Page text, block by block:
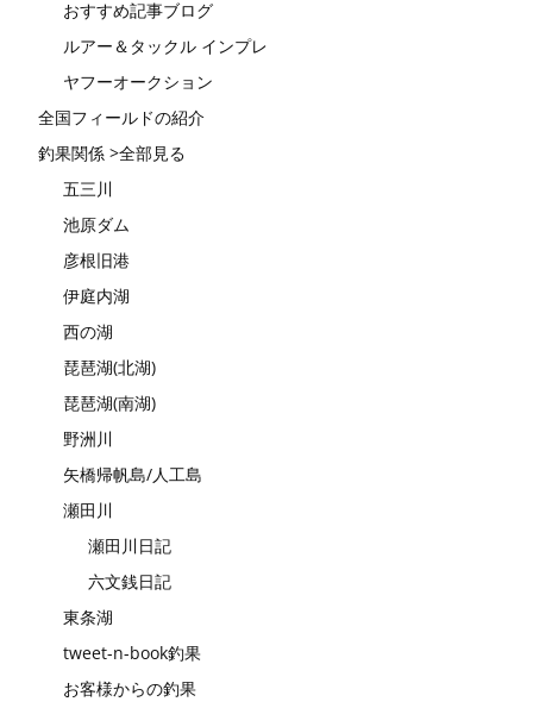
おすすめ記事ブログ
ルアー＆タックル インプレ
ヤフーオークション
全国フィールドの紹介
釣果関係 >全部見る
五三川
池原ダム
彦根旧港
伊庭内湖
西の湖
琵琶湖(北湖)
琵琶湖(南湖)
野洲川
矢橋帰帆島/人工島
瀬田川
瀬田川日記
六文銭日記
東条湖
tweet-n-book釣果
お客様からの釣果